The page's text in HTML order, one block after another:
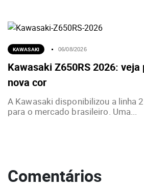
KAWASAKI 06/08/2026
Kawasaki Z650RS 2026:
nova cor
A Kawasaki disponibilizou a linha
para o mercado brasileiro. Uma...
Comentários